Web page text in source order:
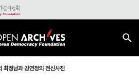
최정남과 강연정의 전신사진